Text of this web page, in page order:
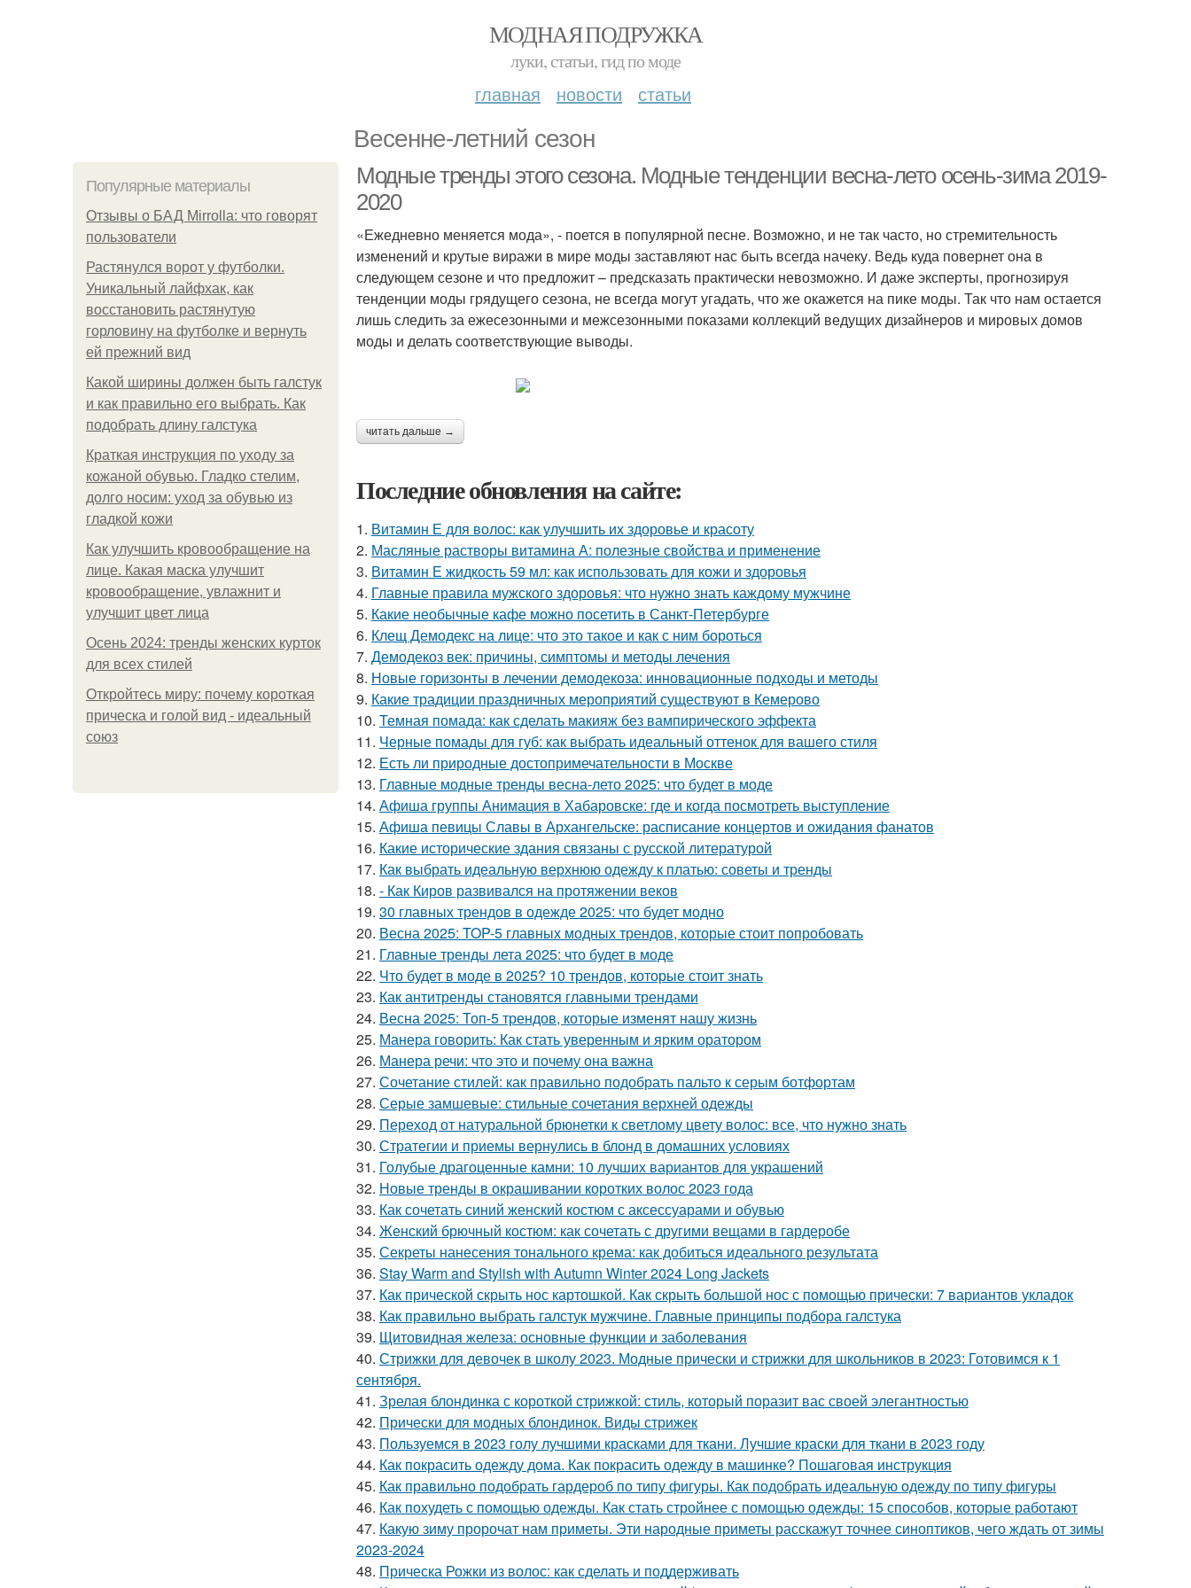
МОДНАЯ ПОДРУЖКА
луки, статьи, гид по моде
главная новости статьи
Весенне-летний сезон
Популярные материалы
Отзывы о БАД Mirrolla: что говорят
пользователи
Растянулся ворот у футболки.
Уникальный лайфхак, как
восстановить растянутую
горловину на футболке и вернуть
ей прежний вид
Какой ширины должен быть галстук
и как правильно его выбрать. Как
подобрать длину галстука
Краткая инструкция по уходу за
кожаной обувью. Гладко стелим,
долго носим: уход за обувью из
гладкой кожи
Как улучшить кровообращение на
лице. Какая маска улучшит
кровообращение, увлажнит и
улучшит цвет лица
Осень 2024: тренды женских курток
для всех стилей
Откройтесь миру: почему короткая
прическа и голой вид - идеальный
союз
Модные тренды этого сезона. Модные тенденции весна-лето осень-зима 2019-
2020
«Ежедневно меняется мода», - поется в популярной песне. Возможно, и не так часто, но стремительность
изменений и крутые виражи в мире моды заставляют нас быть всегда начеку. Ведь куда повернет она в
следующем сезоне и что предложит – предсказать практически невозможно. И даже эксперты, прогнозируя
тенденции моды грядущего сезона, не всегда могут угадать, что же окажется на пике моды. Так что нам остается
лишь следить за ежесезонными и межсезонными показами коллекций ведущих дизайнеров и мировых домов
моды и делать соответствующие выводы.
читать дальше →
Последние обновления на сайте:
1. Витамин Е для волос: как улучшить их здоровье и красоту
2. Масляные растворы витамина А: полезные свойства и применение
3. Витамин Е жидкость 59 мл: как использовать для кожи и здоровья
4. Главные правила мужского здоровья: что нужно знать каждому мужчине
5. Какие необычные кафе можно посетить в Санкт-Петербурге
6. Клещ Демодекс на лице: что это такое и как с ним бороться
7. Демодекоз век: причины, симптомы и методы лечения
8. Новые горизонты в лечении демодекоза: инновационные подходы и методы
9. Какие традиции праздничных мероприятий существуют в Кемерово
10. Темная помада: как сделать макияж без вампирического эффекта
11. Черные помады для губ: как выбрать идеальный оттенок для вашего стиля
12. Есть ли природные достопримечательности в Москве
13. Главные модные тренды весна-лето 2025: что будет в моде
14. Афиша группы Анимация в Хабаровске: где и когда посмотреть выступление
15. Афиша певицы Славы в Архангельске: расписание концертов и ожидания фанатов
16. Какие исторические здания связаны с русской литературой
17. Как выбрать идеальную верхнюю одежду к платью: советы и тренды
18. - Как Киров развивался на протяжении веков
19. 30 главных трендов в одежде 2025: что будет модно
20. Весна 2025: TOP-5 главных модных трендов, которые стоит попробовать
21. Главные тренды лета 2025: что будет в моде
22. Что будет в моде в 2025? 10 трендов, которые стоит знать
23. Как антитренды становятся главными трендами
24. Весна 2025: Топ-5 трендов, которые изменят нашу жизнь
25. Манера говорить: Как стать уверенным и ярким оратором
26. Манера речи: что это и почему она важна
27. Сочетание стилей: как правильно подобрать пальто к серым ботфортам
28. Серые замшевые: стильные сочетания верхней одежды
29. Переход от натуральной брюнетки к светлому цвету волос: все, что нужно знать
30. Стратегии и приемы вернулись в блонд в домашних условиях
31. Голубые драгоценные камни: 10 лучших вариантов для украшений
32. Новые тренды в окрашивании коротких волос 2023 года
33. Как сочетать синий женский костюм с аксессуарами и обувью
34. Женский брючный костюм: как сочетать с другими вещами в гардеробе
35. Секреты нанесения тонального крема: как добиться идеального результата
36. Stay Warm and Stylish with Autumn Winter 2024 Long Jackets
37. Как прической скрыть нос картошкой. Как скрыть большой нос с помощью прически: 7 вариантов укладок
38. Как правильно выбрать галстук мужчине. Главные принципы подбора галстука
39. Щитовидная железа: основные функции и заболевания
40. Стрижки для девочек в школу 2023. Модные прически и стрижки для школьников в 2023: Готовимся к 1
сентября.
41. Зрелая блондинка с короткой стрижкой: стиль, который поразит вас своей элегантностью
42. Прически для модных блондинок. Виды стрижек
43. Пользуемся в 2023 голу лучшими красками для ткани. Лучшие краски для ткани в 2023 году
44. Как покрасить одежду дома. Как покрасить одежду в машинке? Пошаговая инструкция
45. Как правильно подобрать гардероб по типу фигуры. Как подобрать идеальную одежду по типу фигуры
46. Как похудеть с помощью одежды. Как стать стройнее с помощью одежды: 15 способов, которые работают
47. Какую зиму пророчат нам приметы. Эти народные приметы расскажут точнее синоптиков, чего ждать от зимы
2023-2024
48. Прическа Рожки из волос: как сделать и поддерживать